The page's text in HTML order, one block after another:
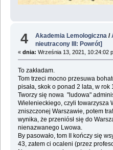
4 Akademia Lemologiczna /
nieutracony III: Powrót]
« dnia: Września 13, 2021, 10:24:02
To zakładam.
Tom trzeci mocno przesuwa
pisała, skok o ponad 2 lata, w rok
Tworzy się nowa "ludowa"
Wielenieckiego, czyli towarzysza
zniszczonej Warszawie, potem
wynika, że przeniósł się do
nienazwanego Lwowa.
By pasowało, tom II kończy się
43, zatem ci ocaleni (przez